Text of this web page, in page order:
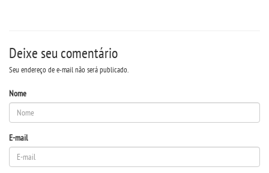
PORTAL DE PROFESSORES/ACADÊMICO
IMPRENSA
Deixe seu comentário
Seu endereço de e-mail não será publicado.
Nome
E-mail